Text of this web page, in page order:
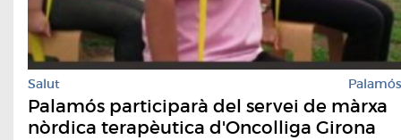
Salut Palamós
Palamós participarà del servei de màrxa
nòrdica terapèutica d'Oncolliga Girona